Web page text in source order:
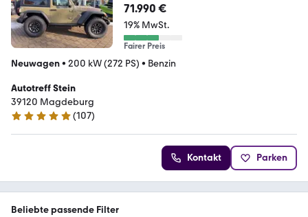
71.990 €
19% MwSt.
Fairer Preis
Neuwagen• 200 kW (272 PS) • Benzin
Autotreff Stein
39120 Magdeburg
4.9 Sterne
(107)
Kontakt Parken
Beliebte passende Filter